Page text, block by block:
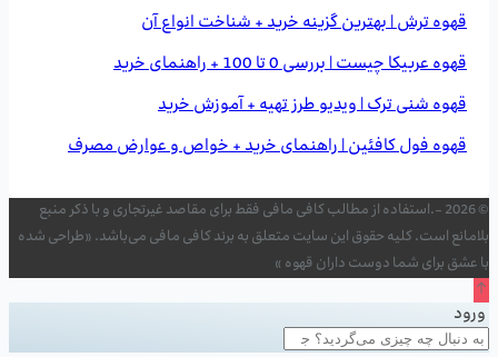
قهوه ترش | بهترین گزینه خرید + شناخت انواع آن
قهوه عربیکا چیست | بررسی 0 تا 100 + راهنمای خرید
قهوه شنی ترک | ویدیو طرز تهیه + آموزش خرید
قهوه فول کافئین | راهنمای خرید + خواص و عوارض مصرف
© 2026 -.استفاده از مطالب کافی مافی فقط برای مقاصد غیرتجاری و با ذکر منبع
بلامانع است. کلیه حقوق این سایت متعلق به برند کافی مافی می‌باشد. «طراحی شده
با عشق برای شما دوست داران قهوه »
ورود